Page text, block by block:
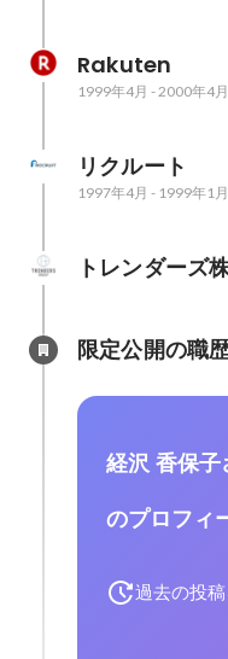
Rakuten
1999年4月 - 2000年4月
リクルート
1997年4月 - 1999年1月
トレンダーズ
限定公開の職
経沢 香保子
のプロフィ
過去の投